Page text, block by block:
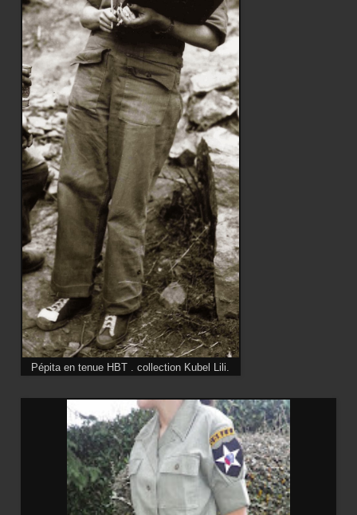
Pépita en tenue HBT . collection Kubel Lili.